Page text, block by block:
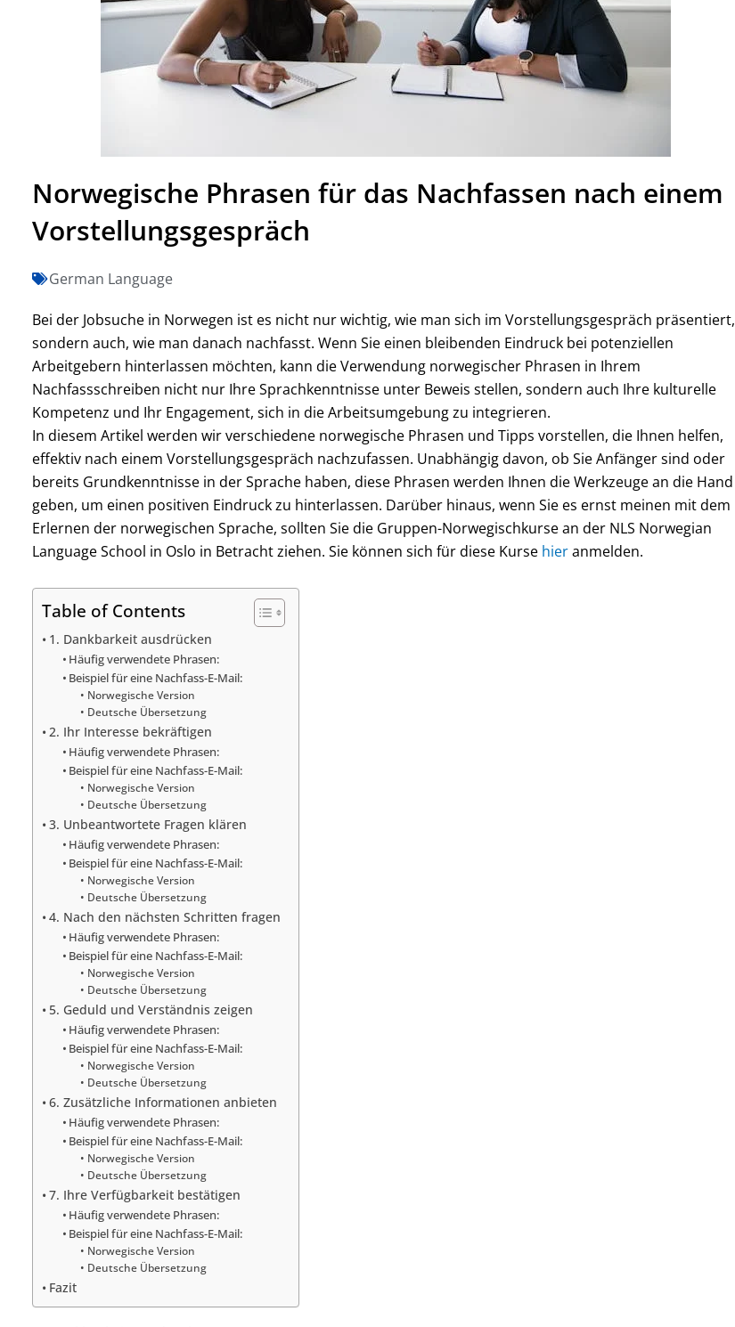
Norwegische Phrasen für das Nachfassen nach einem
Vorstellungsgespräch
German Language
Bei der Jobsuche in Norwegen ist es nicht nur wichtig, wie man sich im Vorstellungsgespräch präsentiert,
sondern auch, wie man danach nachfasst. Wenn Sie einen bleibenden Eindruck bei potenziellen
Arbeitgebern hinterlassen möchten, kann die Verwendung norwegischer Phrasen in Ihrem
Nachfassschreiben nicht nur Ihre Sprachkenntnisse unter Beweis stellen, sondern auch Ihre kulturelle
Kompetenz und Ihr Engagement, sich in die Arbeitsumgebung zu integrieren.
In diesem Artikel werden wir verschiedene norwegische Phrasen und Tipps vorstellen, die Ihnen helfen,
effektiv nach einem Vorstellungsgespräch nachzufassen. Unabhängig davon, ob Sie Anfänger sind oder
bereits Grundkenntnisse in der Sprache haben, diese Phrasen werden Ihnen die Werkzeuge an die Hand
geben, um einen positiven Eindruck zu hinterlassen. Darüber hinaus, wenn Sie es ernst meinen mit dem
Erlernen der norwegischen Sprache, sollten Sie die Gruppen-Norwegischkurse an der NLS Norwegian
Language School in Oslo in Betracht ziehen. Sie können sich für diese Kurse hieranmelden.
Table of Contents
1. Dankbarkeit ausdrücken
Häufig verwendete Phrasen:
Beispiel für eine Nachfass-E-Mail:
Norwegische Version
Deutsche Übersetzung
2. Ihr Interesse bekräftigen
Häufig verwendete Phrasen:
Beispiel für eine Nachfass-E-Mail:
Norwegische Version
Deutsche Übersetzung
3. Unbeantwortete Fragen klären
Häufig verwendete Phrasen:
Beispiel für eine Nachfass-E-Mail:
Norwegische Version
Deutsche Übersetzung
4. Nach den nächsten Schritten fragen
Häufig verwendete Phrasen:
Beispiel für eine Nachfass-E-Mail:
Norwegische Version
Deutsche Übersetzung
5. Geduld und Verständnis zeigen
Häufig verwendete Phrasen:
Beispiel für eine Nachfass-E-Mail:
Norwegische Version
Deutsche Übersetzung
6. Zusätzliche Informationen anbieten
Häufig verwendete Phrasen:
Beispiel für eine Nachfass-E-Mail:
Norwegische Version
Deutsche Übersetzung
7. Ihre Verfügbarkeit bestätigen
Häufig verwendete Phrasen:
Beispiel für eine Nachfass-E-Mail:
Norwegische Version
Deutsche Übersetzung
Fazit